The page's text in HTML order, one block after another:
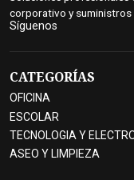
corporativo y suministros
Síguenos
CATEGORÍAS
OFICINA
ESCOLAR
TECNOLOGIA Y
ASEO Y LIMPIEZA